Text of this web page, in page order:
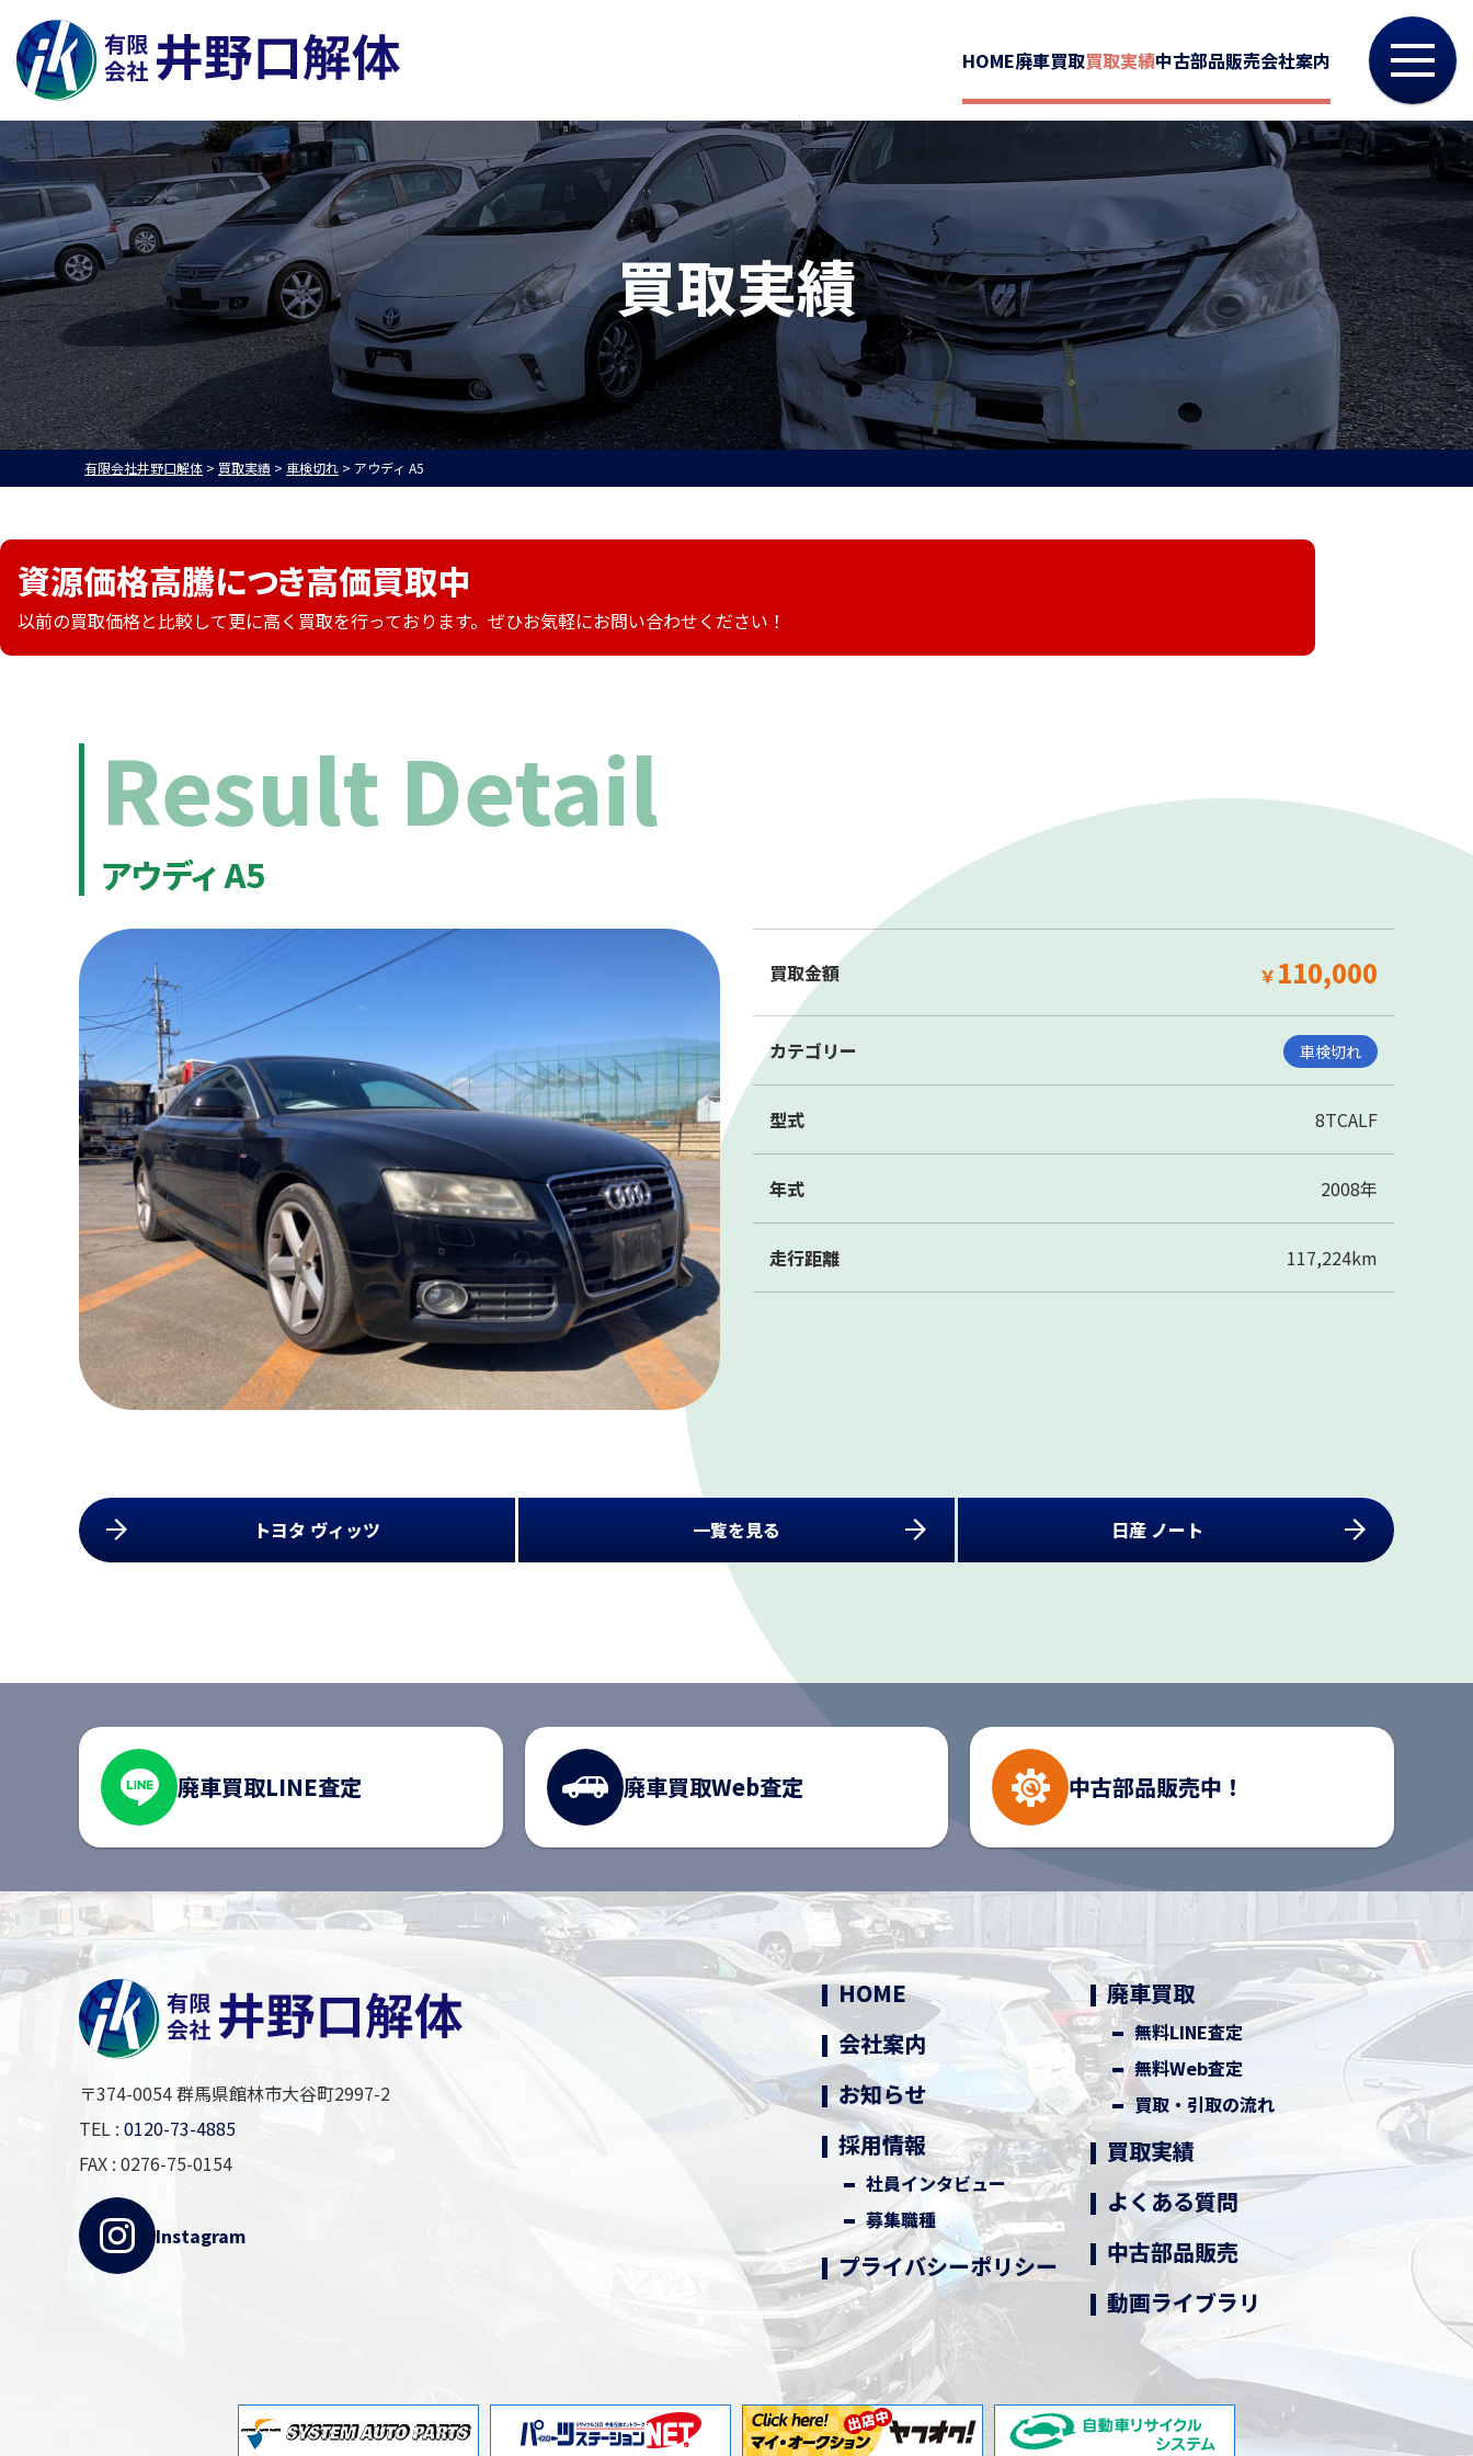
0120-73-4885
8:00～17:30（第2・4・5土/日/祝を除く）
HOME
会社案内
お知らせ
募集職種
廃車買取
無料LINE査定
よくある質問
中古部品販売
HOME廃車買取買取実績中古部品販売会社案内
買取実績
有限会社井野口解体 > 買取実績 > 車検切れ > アウディ A5
資源価格高騰につき高価買取中
以前の買取価格と比較して更に高く買取を行っております。ぜひお気軽にお問い合わせください！
Result Detail
アウディ A5
買取金額 ￥ 110,000
カテゴリー 車検切れ
型式 8TCALF
年式 2008年
走行距離 117,224km
トヨタ ヴィッツ 一覧を見る 日産 ノート
廃車買取LINE査定 廃車買取Web査定 中古部品販売中！
〒374-0054 群馬県館林市大谷町2997-2
TEL : 0120-73-4885
FAX : 0276-75-0154
Instagram
HOME
会社案内
お知らせ
採用情報
社員インタビュー
募集職種
プライバシーポリシー
廃車買取
無料LINE査定
無料Web査定
買取・引取の流れ
買取実績
よくある質問
中古部品販売
動画ライブラリ